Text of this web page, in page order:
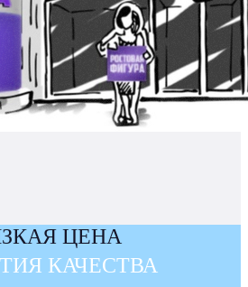
ЦЕНА
КАЧЕСТВА